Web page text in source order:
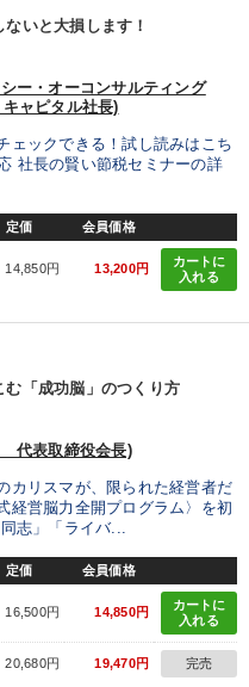
ないと大損します！
ー・オーコンサルティング
ャピタル社長)
ェックできる！試し読みはこち
社長の賢い節税セミナーの詳
定価 会員価格
14,850円 13,200円
カートに
入れる
む「成功脳」のつくり方
代表取締役会長)
カリスマが、限られた経営者だ
経営脳力全開プログラム〉を初
志」「ライバ...
定価 会員価格
16,500円 14,850円
カートに
入れる
20,680円 19,470円 完売